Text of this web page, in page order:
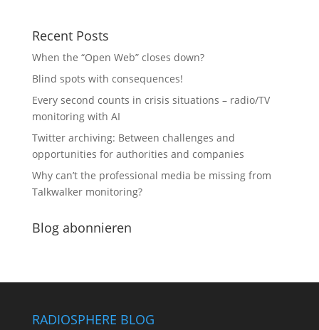
Recent Posts
When the “Open Web” closes down?
Blind spots with consequences!
Every second counts in crisis situations – radio/TV
monitoring with AI
Twitter archiving: Between challenges and
opportunities for authorities and companies
Why can’t the professional media be missing from
Talkwalker monitoring?
Blog abonnieren
RADIOSPHERE BLOG